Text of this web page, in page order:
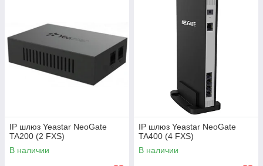
IP шлюз Yeastar NeoGate
TA200 (2 FXS)
В наличии
IP шлюз Yeastar NeoGate
TA400 (4 FXS)
В наличии